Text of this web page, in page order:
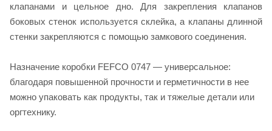
клапанами и цельное дно. Для закрепления клапанов
боковых стенок используется склейка, а клапаны длинной
стенки закрепляются с помощью замкового соединения.
Назначение коробки FEFCO 0747 — универсальное:
благодаря повышенной прочности и герметичности в нее
можно упаковать как продукты, так и тяжелые детали или
оргтехнику.